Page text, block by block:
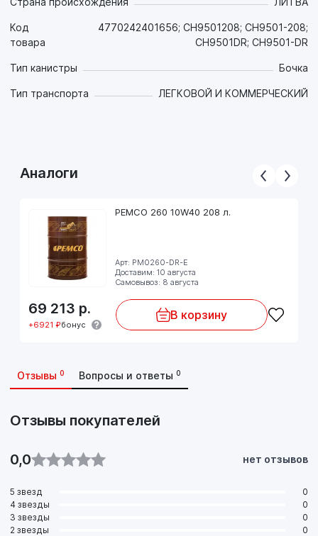
Предназначено для дизельных двигателей широкого парка
микроавтобусов и легких грузовиков) европейских и
других производителей.
грузовиках и иной подобной технике!
Код
товара
4770242401656; CH9501208; CH9501-208;
CH9501DR; CH9501-DR
Тип канистры Бочка
Тип транспорта ЛЕГКОВОЙ И КОММЕРЧЕСКИЙ
Аналоги
PEMCO 260 10W40 208 л.
Арт: PM0260-DR-E
Доставим: 10 августа
Самовывоз: 8 августа
69 213 р.
+6921 ₽бонус
В корзину
Отзывы 0 Вопросы и ответы 0
Отзывы покупателей
0,0 нет отзывов
5 звезд
0
4 звезды
0
3 звезды
0
2 звезды
0